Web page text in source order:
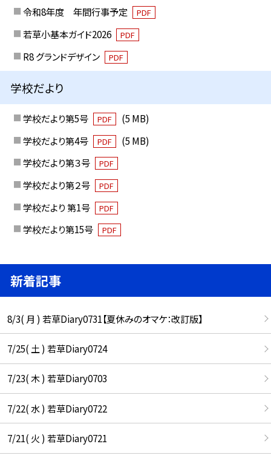
令和8年度 年間行事予定 PDF
若草小基本ガイド2026 PDF
R8 グランドデザイン PDF
学校だより
学校だより第5号 PDF
(5 MB)
学校だより第4号
PDF
(5 MB)
学校だより第３号
PDF
学校だより第２号 PDF
学校だより 第1号 PDF
学校だより第15号 PDF
新着記事
8/3( 月 ) 若草Diary0731【夏休みのオマケ：改訂版】
7/25( 土 ) 若草Diary0724
7/23( 木 ) 若草Diary0703
7/22( 水 ) 若草Diary0722
7/21( 火 ) 若草Diary0721